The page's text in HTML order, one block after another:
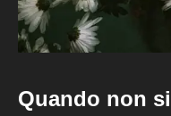
Quando non